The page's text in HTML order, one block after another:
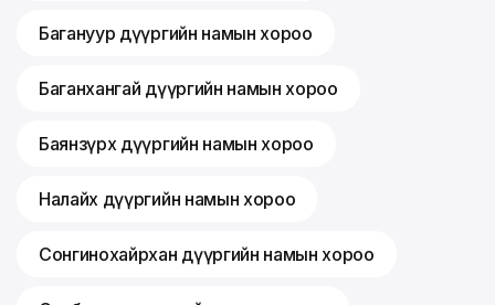
Багануур дүүргийн намын хороо
Баганхангай дүүргийн намын хороо
Баянзүрх дүүргийн намын хороо
Налайх дүүргийн намын хороо
Сонгинохайрхан дүүргийн намын хороо